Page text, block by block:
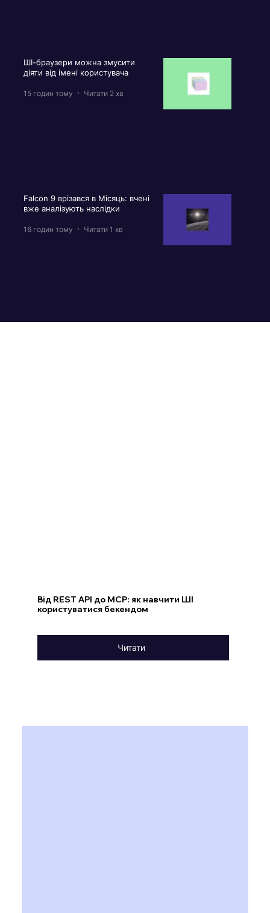
Від REST API до MCP: як навчити ШІ
користуватися бекендом
Читати
ШІ-браузери можна змусити
діяти від імені користувача
15 годин тому Читати 2 хв
Falcon 9 врізався в Місяць: вчені
вже аналізують наслідки
16 годин тому Читати 1 хв